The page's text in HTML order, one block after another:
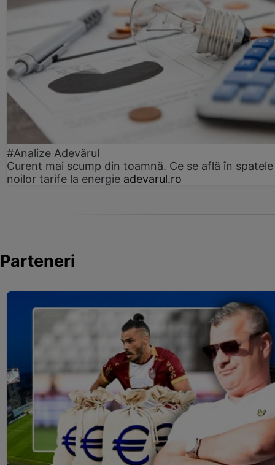
#Analize Adevărul
Curent mai scump din toamnă. Ce se află în spatele
noilor tarife la energie adevarul.ro
Parteneri